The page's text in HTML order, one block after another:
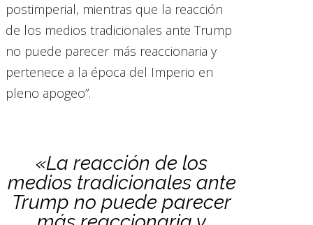
postimperial, mientras que la reacción
de los medios tradicionales ante Trump
no puede parecer más reaccionaria y
pertenece a la época del Imperio en
pleno apogeo”.
«La reacción de los
medios tradicionales ante
Trump no puede parecer